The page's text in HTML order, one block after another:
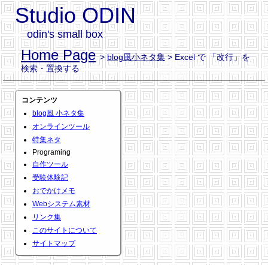
Studio ODIN
odin's small box
Home Page >blog風小ネタ集> Excel で 「改行」を
検索・置換する
コンテンツ
blog風 小ネタ集
オンラインツール
特集ネタ
Programing
自作ツール
受験体験記
おでかけメモ
Webシステム素材
リンク集
このサイトについて
サイトマップ